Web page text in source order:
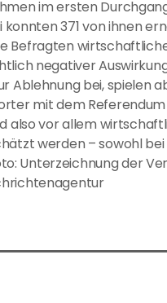
im ersten
371 von ihnen
Befragten
negativer
Ablehnung bei, spielen
mit dem
also vor allem
werden – sowohl
Unterzeichnung der